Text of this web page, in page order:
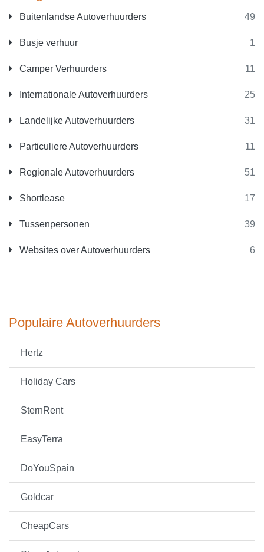
Buitenlandse Autoverhuurders 49
Busje verhuur 1
Camper Verhuurders 11
Internationale Autoverhuurders 25
Landelijke Autoverhuurders 31
Particuliere Autoverhuurders 11
Regionale Autoverhuurders 51
Shortlease 17
Tussenpersonen 39
Websites over Autoverhuurders 6
Populaire Autoverhuurders
Hertz
Holiday Cars
SternRent
EasyTerra
DoYouSpain
Goldcar
CheapCars